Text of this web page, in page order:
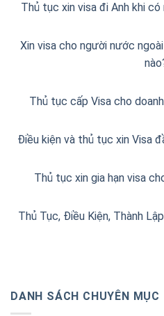
Thủ tục xin visa đi Anh khi
Xin visa cho người nước
Thủ tục cấp Visa cho
Điều kiện và thủ tục xin Visa
Thủ tục xin gia hạn visa
Thủ Tục, Điều Kiện, Thành
DANH SÁCH CHUYÊN MỤC